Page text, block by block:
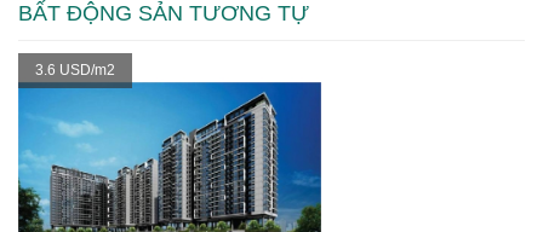
BẤT ĐỘNG SẢN TƯƠNG TỰ
3.6 USD/m2